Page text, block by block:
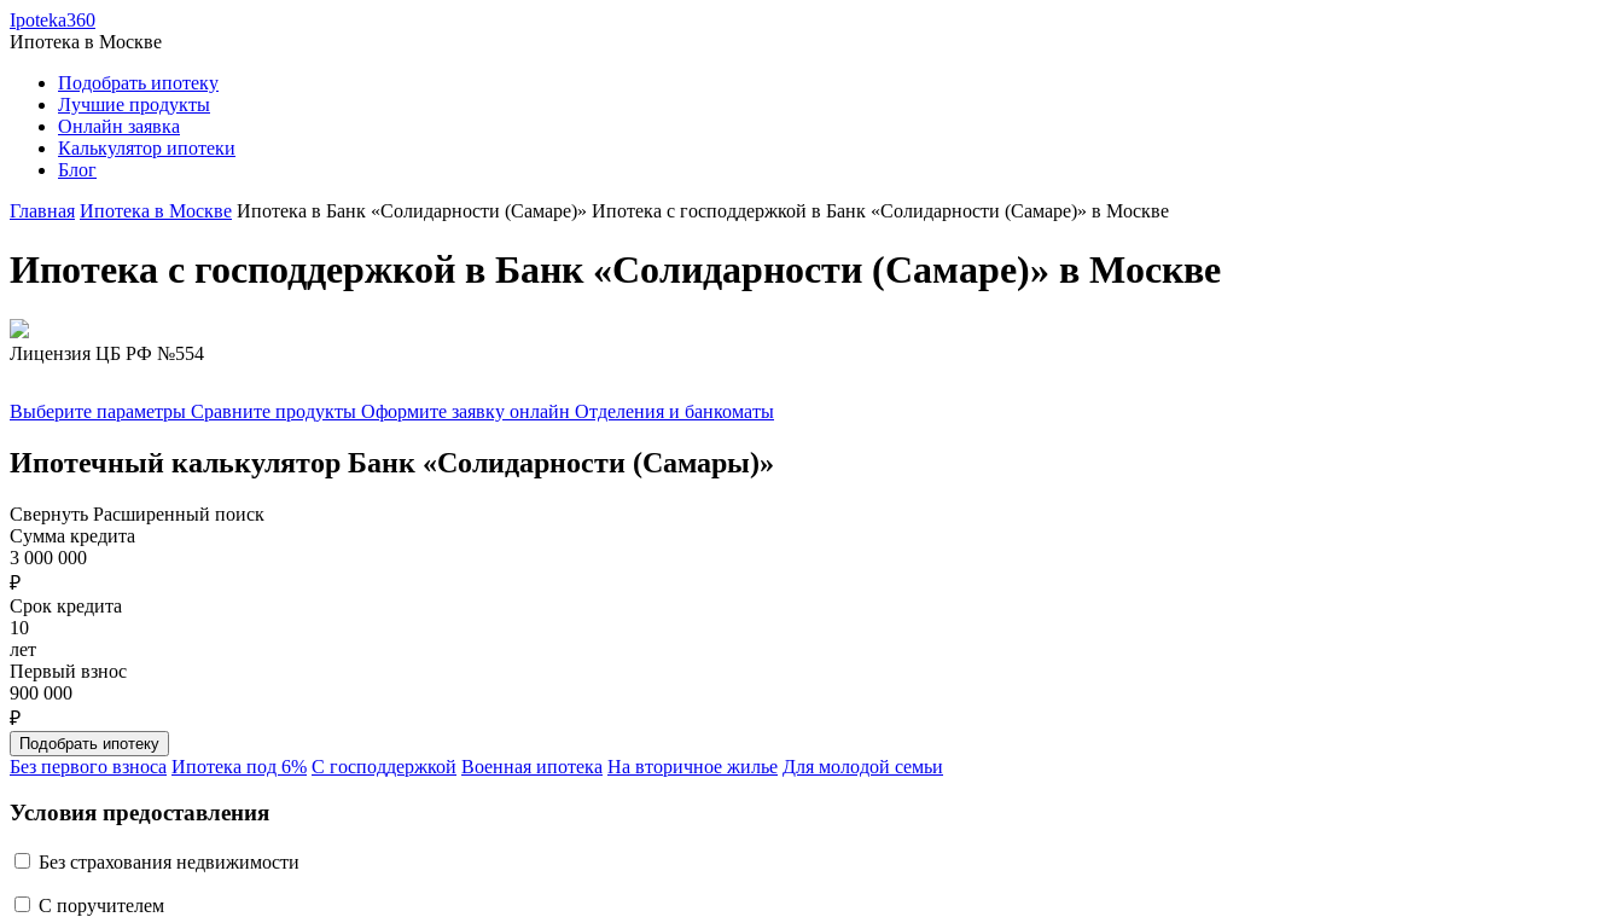
Ipoteka360
Ипотека в Москве
Подобрать ипотеку
Лучшие продукты
Онлайн заявка
Калькулятор ипотеки
Блог
Главная Ипотека в Москве Ипотека в Банк «Солидарности (Самаре)» Ипотека c господдержкой в Банк «Солидарности (Самаре)» в Москве
Ипотека c господдержкой в Банк «Солидарности (Самаре)» в Москве
Лицензия ЦБ РФ №554
Выберите параметры Сравните продукты Оформите заявку онлайн Отделения и банкоматы
Ипотечный калькулятор Банк «Солидарности (Самары)»
Свернуть Расширенный поиск
Сумма кредита
3 000 000
₽
Срок кредита
10
лет
Первый взнос
900 000
₽
Без первого взноса Ипотека под 6% С господдержкой Военная ипотека На вторичное жилье Для молодой семьи
Условия предоставления
Без страхования недвижимости
C поручителем